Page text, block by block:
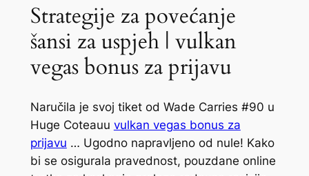
Strategije za povećanje
šansi za uspjeh | vulkan
vegas bonus za prijavu
Naručila je svoj tiket od Wade Carries #90 u
Huge Coteauu vulkan vegas bonus za
prijavu … Ugodno napravljeno od nule! Kako
bi se osigurala pravednost, pouzdane online